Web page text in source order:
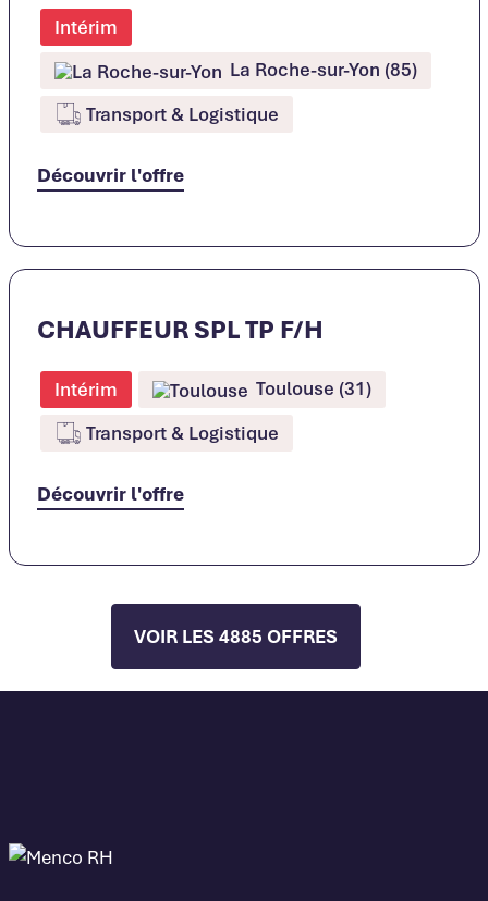
Intérim
La Roche-sur-Yon (85)
Transport & Logistique
Découvrir l'offre
CHAUFFEUR SPL TP F/H
Intérim
Toulouse (31)
Transport & Logistique
Découvrir l'offre
VOIR LES 4885 OFFRES